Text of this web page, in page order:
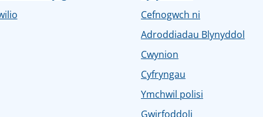
Cefnogwch ni
Adroddiadau Blynyddol
Cwynion
Cyfryngau
Ymchwil polisi
Gwirfoddoli